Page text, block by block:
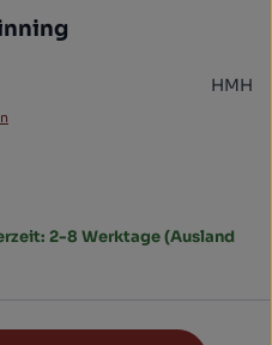
HMH
2-8 Werktage (Ausland